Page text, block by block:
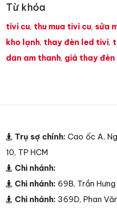
Từ khóa
tivi cu, thu mua tivi cu, sửa
kho lạnh, thay đèn led tivi,
dan am thanh, giá thay
Trụ sợ chính: Cao ốc A,
10, TP HCM
Chi nhánh:
Chi nhánh: 69B, Trần
Chi nhánh: 369D, Phan